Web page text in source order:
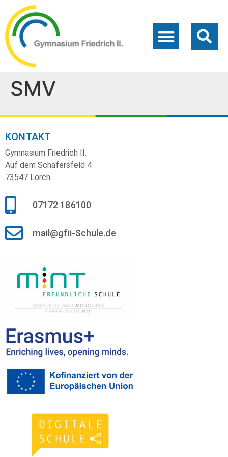
SMV
KONTAKT
Gymnasium Friedrich II.
Auf dem Schäfersfeld 4
73547 Lorch
07172 186100
mail@gfii-Schule.de